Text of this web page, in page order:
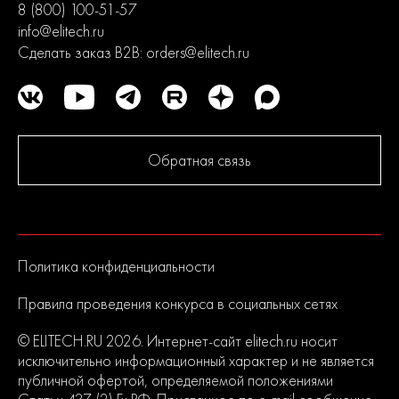
8 (800) 100-51-57
info@elitech.ru
Сделать заказ B2B: orders@elitech.ru
Обратная связь
Политика конфиденциальности
Правила проведения конкурса в социальных сетях
© ELITECH.RU 2026. Интернет-сайт elitech.ru носит
исключительно информационный характер и не является
публичной офертой, определяемой положениями